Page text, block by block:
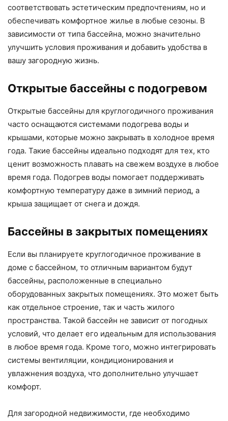
соответствовать эстетическим предпочтениям, но и
обеспечивать комфортное жилье в любые сезоны. В
зависимости от типа бассейна, можно значительно
улучшить условия проживания и добавить удобства в
вашу загородную жизнь.
Открытые бассейны с подогревом
Открытые бассейны для круглогодичного проживания
часто оснащаются системами подогрева воды и
крышами, которые можно закрывать в холодное время
года. Такие бассейны идеально подходят для тех, кто
ценит возможность плавать на свежем воздухе в любое
время года. Подогрев воды помогает поддерживать
комфортную температуру даже в зимний период, а
крыша защищает от снега и дождя.
Бассейны в закрытых помещениях
Если вы планируете круглогодичное проживание в
доме с бассейном, то отличным вариантом будут
бассейны, расположенные в специально
оборудованных закрытых помещениях. Это может быть
как отдельное строение, так и часть жилого
пространства. Такой бассейн не зависит от погодных
условий, что делает его идеальным для использования
в любое время года. Кроме того, можно интегрировать
системы вентиляции, кондиционирования и
увлажнения воздуха, что дополнительно улучшает
комфорт.
Для загородной недвижимости, где необходимо